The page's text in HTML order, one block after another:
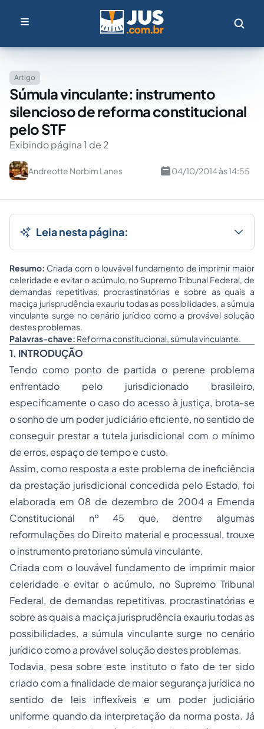
Artigo
Súmula vinculante: instrumento
silencioso de reforma constitucional
pelo STF
Exibindo página 1 de 2
Andreotte Norbim Lanes 04/10/2014 às 14:55
Leia nesta página:
Resumo: Criada com o louvável fundamento de imprimir maior
celeridade e evitar o acúmulo, no Supremo Tribunal Federal, de
demandas repetitivas, procrastinatórias e sobre as quais a
maciça jurisprudência exauriu todas as possibilidades, a súmula
vinculante surge no cenário jurídico como a provável solução
destes problemas.
Palavras-chave: Reforma constitucional, súmula vinculante.
1. INTRODUÇÃO
Tendo como ponto de partida o perene problema
enfrentado pelo jurisdicionado brasileiro,
especificamente o caso do acesso à justiça, brota-se
o sonho de um poder judiciário eficiente, no sentido de
conseguir prestar a tutela jurisdicional com o mínimo
de erros, espaço de tempo e custo.
Assim, como resposta a este problema de ineficiência
da prestação jurisdicional concedida pelo Estado, foi
elaborada em 08 de dezembro de 2004 a Emenda
Constitucional nº 45 que, dentre algumas
reformulações do Direito material e processual, trouxe
o instrumento pretoriano súmula vinculante.
Criada com o louvável fundamento de imprimir maior
celeridade e evitar o acúmulo, no Supremo Tribunal
Federal, de demandas repetitivas, procrastinatórias e
sobre as quais a maciça jurisprudência exauriu todas as
possibilidades, a súmula vinculante surge no cenário
jurídico como a provável solução destes problemas.
Todavia, pesa sobre este instituto o fato de ter sido
criado com a finalidade de maior segurança jurídica no
sentido de leis inflexíveis e um poder judiciário
uniforme quando da interpretação da norma posta. Já